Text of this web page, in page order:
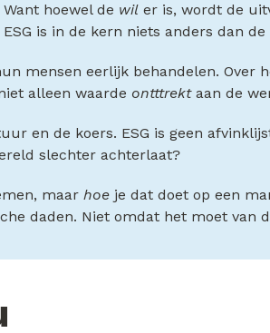
hoewel de wil er is, wordt de
is in de kern niets anders dan
mensen eerlijk behandelen.
alleen waarde ontttrektaan de
en de koers. ESG is geen
slechter achterlaat?
maar hoe je dat doet op een
daden. Niet omdat het moet van